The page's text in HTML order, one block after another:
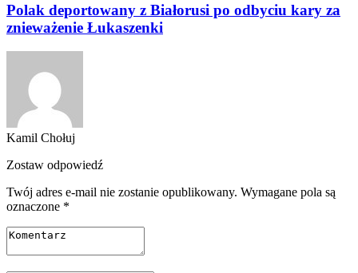
Polak deportowany z Białorusi po odbyciu kary za
znieważenie Łukaszenki​
Kamil Chołuj
Zostaw odpowiedź
Twój adres e-mail nie zostanie opublikowany. Wymagane pola są
oznaczone *